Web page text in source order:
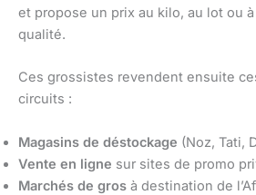
et propose un prix au kilo, au lot ou à
qualité.
Ces grossistes revendent ensuite
circuits :
Magasins de déstockage (Noz, Tati,
Vente en ligne sur sites de promo
Marchés de gros à destination de